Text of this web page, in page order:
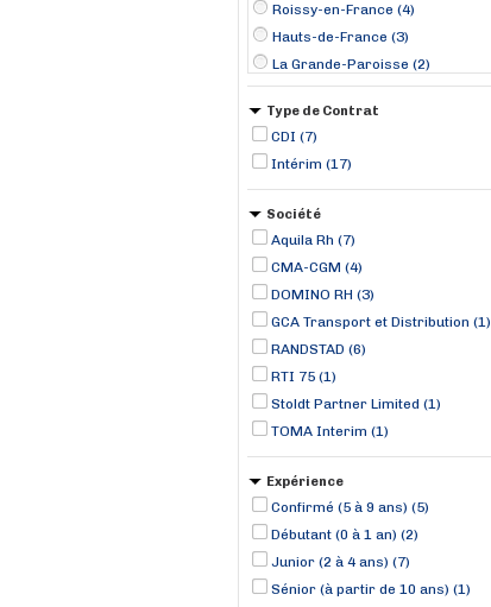
Roissy-en-France (4)
Hauts-de-France (3)
La Grande-Paroisse (2)
Barentin (1)
Beauvais (1)
Bondoufle (1)
Chelles (1)
Type de Contrat
CDI (7)
Intérim (17)
Société
Aquila Rh (7)
CMA-CGM (4)
DOMINO RH (3)
GCA Transport et Distribution (1)
RANDSTAD (6)
RTI 75 (1)
Stoldt Partner Limited (1)
TOMA Interim (1)
Expérience
Confirmé (5 à 9 ans) (5)
Débutant (0 à 1 an) (2)
Junior (2 à 4 ans) (7)
Sénior (à partir de 10 ans) (1)